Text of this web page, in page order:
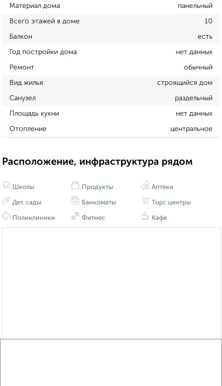
Материал дома панельный
Всего этажей в доме 10
Балкон есть
Год постройки дома нет данных
Ремонт обычный
Вид жилья строящийся дом
Санузел раздельный
Площадь кухни нет данных
Отопление центральное
Расположение, инфраструктура рядом
Школы
Дет. сады
Поликлиники
Продукты
Банкоматы
Фитнес
Аптеки
Торг. центры
Кафе